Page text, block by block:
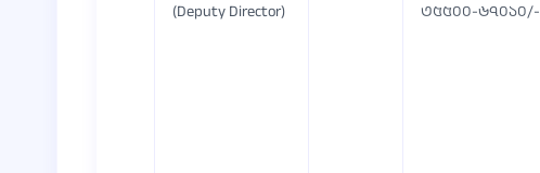
(Deputy Director)
৩৫৫০০-৬৭০১০/-